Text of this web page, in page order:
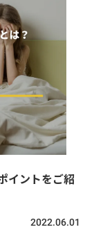
イントをご紹
2022.06.01